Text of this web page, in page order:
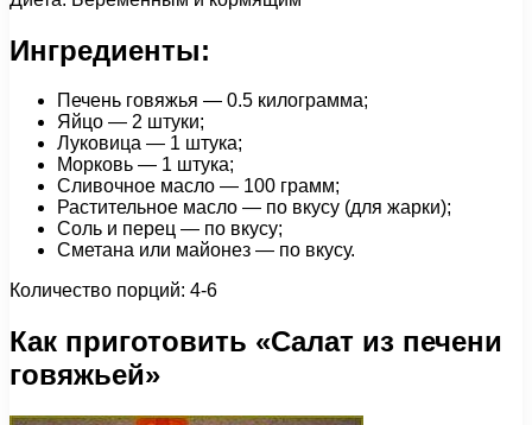
Ингредиенты:
Печень говяжья — 0.5 килограмма;
Яйцо — 2 штуки;
Луковица — 1 штука;
Морковь — 1 штука;
Сливочное масло — 100 грамм;
Растительное масло — по вкусу (для жарки);
Соль и перец — по вкусу;
Сметана или майонез — по вкусу.
Количество порций: 4-6
Как приготовить «Салат из печени
говяжьей»